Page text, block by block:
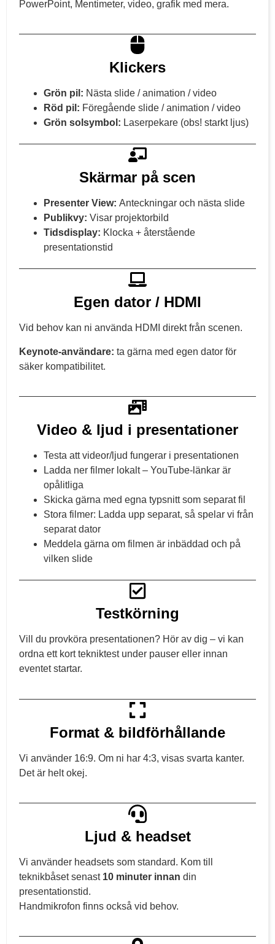
PowerPoint, Mentimeter, video, grafik med mera.
Klickers
Grön pil: Nästa slide / animation / video
Röd pil: Föregående slide / animation / video
Grön solsymbol: Laserpekare (obs! starkt ljus)
Skärmar på scen
Presenter View: Anteckningar och nästa slide
Publikvy: Visar projektorbild
Tidsdisplay: Klocka + återstående
presentationstid
Egen dator / HDMI
Vid behov kan ni använda HDMI direkt från scenen.
Keynote-användare: ta gärna med egen dator för
säker kompatibilitet.
Video & ljud i presentationer
Testa att videor/ljud fungerar i presentationen
Ladda ner filmer lokalt – YouTube-länkar är
opålitliga
Skicka gärna med egna typsnitt som separat fil
Stora filmer: Ladda upp separat, så spelar vi från
separat dator
Meddela gärna om filmen är inbäddad och på
vilken slide
Testkörning
Vill du provköra presentationen? Hör av dig – vi kan
ordna ett kort tekniktest under pauser eller innan
eventet startar.
Format & bildförhållande
Vi använder 16:9. Om ni har 4:3, visas svarta kanter.
Det är helt okej.
Ljud & headset
Vi använder headsets som standard. Kom till
teknikbåset senast 10 minuter innan din
presentationstid.
Handmikrofon finns också vid behov.